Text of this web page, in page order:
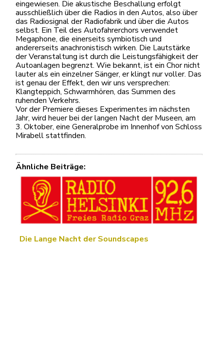
eingewiesen. Die akustische Beschallung erfolgt
ausschließlich über die Radios in den Autos, also über
das Radiosignal der Radiofabrik und über die Autos
selbst. Ein Teil des Autofahrerchors verwendet
Megaphone, die einerseits symbiotisch und
andererseits anachronistisch wirken. Die Lautstärke
der Veranstaltung ist durch die Leistungsfähigkeit der
Autoanlagen begrenzt. Wie bekannt, ist ein Chor nicht
lauter als ein einzelner Sänger, er klingt nur voller. Das
ist genau der Effekt, den wir uns versprechen:
Klangteppich, Schwarmhören, das Summen des
ruhenden Verkehrs.
Vor der Premiere dieses Experimentes im nächsten
Jahr, wird heuer bei der langen Nacht der Museen, am
3. Oktober, eine Generalprobe im Innenhof von Schloss
Mirabell stattfinden.
Ähnliche Beiträge:
Die Lange Nacht der Soundscapes